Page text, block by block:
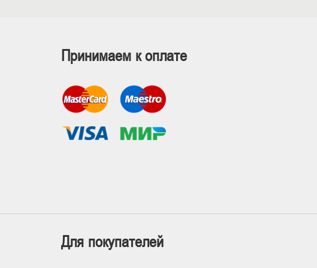
Принимаем к оплате
Для покупателей